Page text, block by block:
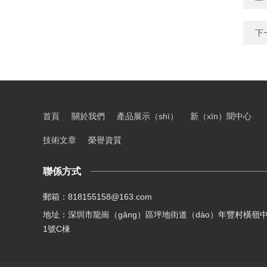
下
首頁 關於我們 產品展示（shì） 新（xīn）聞中心
技術文章 榮譽資質
聯係方式
郵箱：818155158@163.com
地址：深圳市龍崗（gǎng）區坪地街道（dào）年豐村橫嶺中
1號C棟